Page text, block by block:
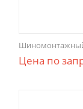
Шиномонтажный
Цена по